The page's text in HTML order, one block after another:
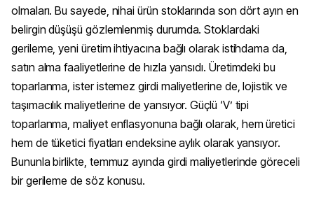
olmaları. Bu sayede, nihai ürün stoklarında son dört ayın en
belirgin düşüşü gözlemlenmiş durumda. Stoklardaki
gerileme, yeni üretim ihtiyacına bağlı olarak istihdama da,
satın alma faaliyetlerine de hızla yansıdı. Üretimdeki bu
toparlanma, ister istemez girdi maliyetlerine de, lojistik ve
taşımacılık maliyetlerine de yansıyor. Güçlü ‘V’ tipi
toparlanma, maliyet enflasyonuna bağlı olarak, hem üretici
hem de tüketici fiyatları endeksine aylık olarak yansıyor.
Bununla birlikte, temmuz ayında girdi maliyetlerinde göreceli
bir gerileme de söz konusu.